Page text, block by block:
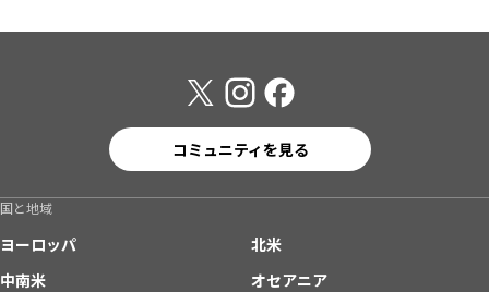
コミュニティを見る
国と地域
ヨーロッパ
北米
中南米
オセアニア